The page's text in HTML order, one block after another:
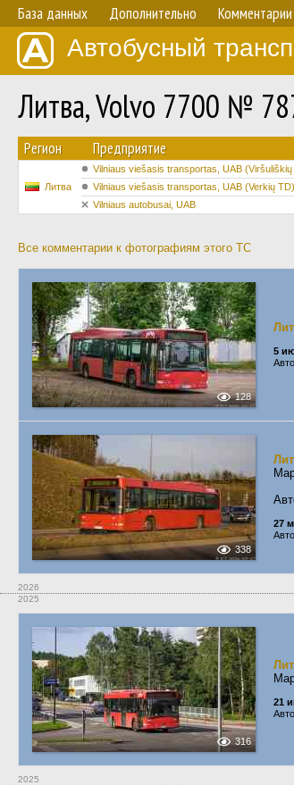
База данных Дополнительно Комментарии
Автобусный
Литва, Volvo 7700 №
Регион Предприятие
Литва
Vilniaus viešasis transportas, UAB (Viršuliškių
Vilniaus viešasis transportas, UAB (Verkių TD)
Vilniaus autobusai, UAB
Все комментарии к фотографиям этого ТС
128
5
338
27
2026
2025
316
21
2025